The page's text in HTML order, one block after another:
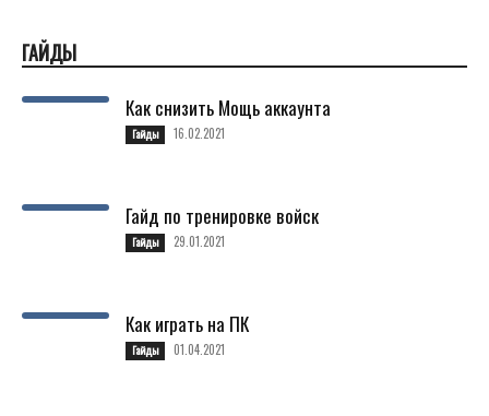
ГАЙДЫ
Как снизить Мощь аккаунта
Гайды 16.02.2021
Гайд по тренировке войск
Гайды 29.01.2021
Как играть на ПК
Гайды 01.04.2021